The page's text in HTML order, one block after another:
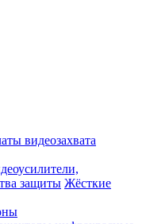
видеозахвата
защиты Жёсткие